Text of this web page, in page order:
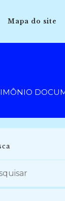
Mapa do site